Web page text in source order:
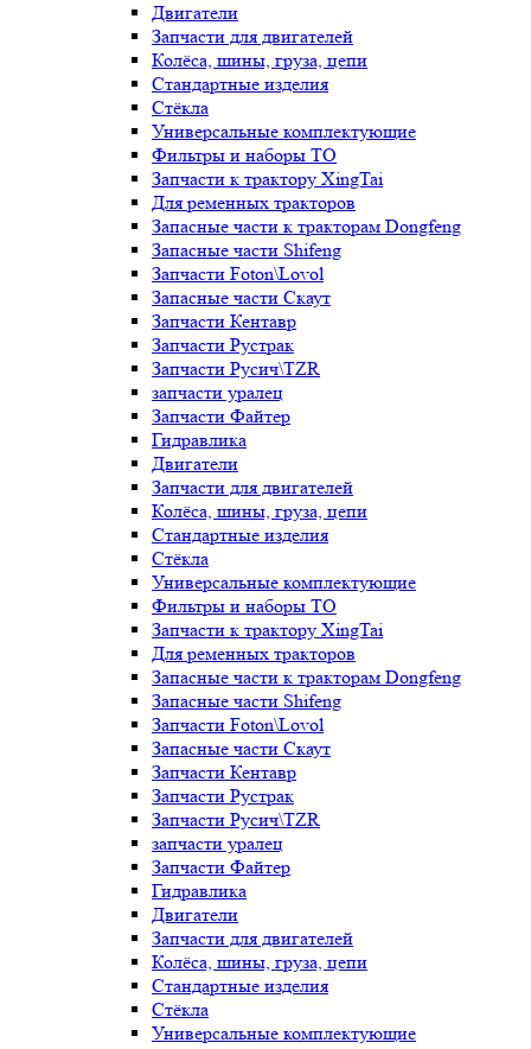
Двигатели
Запчасти для двигателей
Колёса, шины, груза, цепи
Стандартные изделия
Стёкла
Универсальные комплектующие
Фильтры и наборы ТО
Запчасти к трактору XingTai
Для ременных тракторов
Запасные части к тракторам Dongfeng
Запасные части Shifeng
Запчасти Foton\Lovol
Запасные части Скаут
Запчасти Кентавр
Запчасти Рустрак
Запчасти Русич\TZR
запчасти уралец
Запчасти Файтер
Гидравлика
Двигатели
Запчасти для двигателей
Колёса, шины, груза, цепи
Стандартные изделия
Стёкла
Универсальные комплектующие
Фильтры и наборы ТО
Запчасти к трактору XingTai
Для ременных тракторов
Запасные части к тракторам Dongfeng
Запасные части Shifeng
Запчасти Foton\Lovol
Запасные части Скаут
Запчасти Кентавр
Запчасти Рустрак
Запчасти Русич\TZR
запчасти уралец
Запчасти Файтер
Гидравлика
Двигатели
Запчасти для двигателей
Колёса, шины, груза, цепи
Стандартные изделия
Стёкла
Универсальные комплектующие